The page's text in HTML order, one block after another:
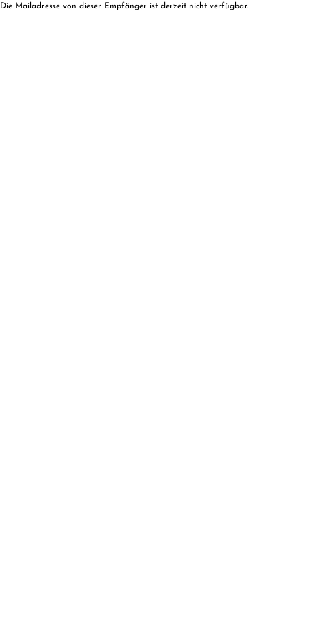
Die Mailadresse von dieser Empfänger ist derzeit nicht verfügbar.